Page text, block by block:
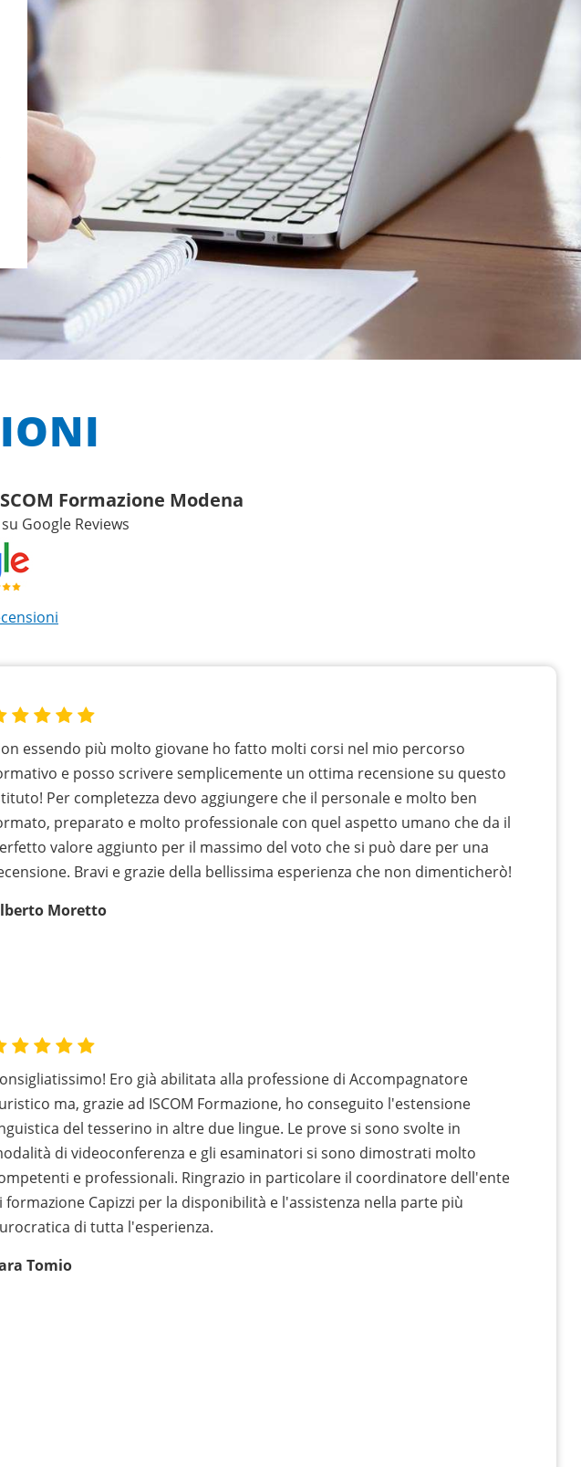
Formazione Modena
Google Reviews
essendo più molto giovane ho fatto molti corsi nel mio percorso
e posso scrivere semplicemente un ottima recensione su questo
Per completezza devo aggiungere che il personale e molto ben
preparato e molto professionale con quel aspetto umano che da il
valore aggiunto per il massimo del voto che si può dare per una
Bravi e grazie della bellissima esperienza che non dimenticherò!
Moretto
Ero già abilitata alla professione di Accompagnatore
ma, grazie ad ISCOM Formazione, ho conseguito l'estensione
del tesserino in altre due lingue. Le prove si sono svolte in
di videoconferenza e gli esaminatori si sono dimostrati molto
e professionali. Ringrazio in particolare il coordinatore dell'ente
formazione Capizzi per la disponibilità e l'assistenza nella parte più
di tutta l'esperienza.
Tomio